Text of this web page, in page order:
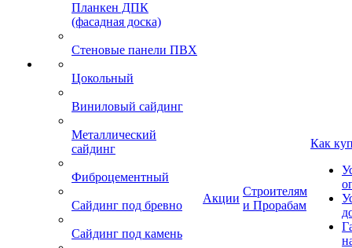
Планкен ДПК
(фасадная доска)
Стеновые панели ПВХ
Цокольный
Виниловый сайдинг
Металлический
сайдинг
Фиброцементный
Сайдинг под бревно
Сайдинг под камень
Акции
Строителям
и Прорабам
Как